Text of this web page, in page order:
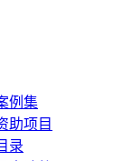
例集
助项目
录